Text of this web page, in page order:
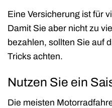
Eine Versicherung ist für
Damit Sie aber nicht zu
bezahlen, sollten Sie auf
Tricks achten.
Nutzen Sie ein
Die meisten